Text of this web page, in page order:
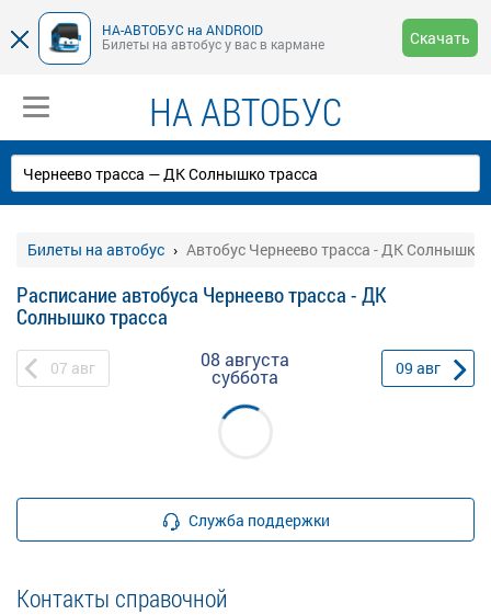
НА-АВТОБУС на ANDROID
Билеты на автобус у вас в кармане
Скачать
НА АВТОБУС
Билеты на автобус Автобус Чернеево трасса - ДК Солнышко
Расписание автобуса Чернеево трасса - ДК
Солнышко трасса
07 авг 08 августа
суббота 09 авг
Служба поддержки
Контакты справочной